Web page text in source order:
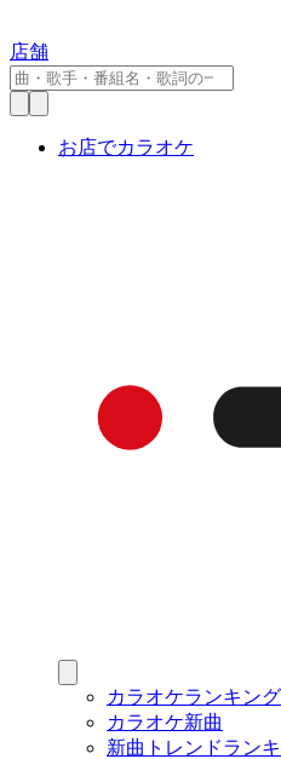
店舗
お店でカラオケ
カラオケランキング
カラオケ新曲
新曲トレンドラン